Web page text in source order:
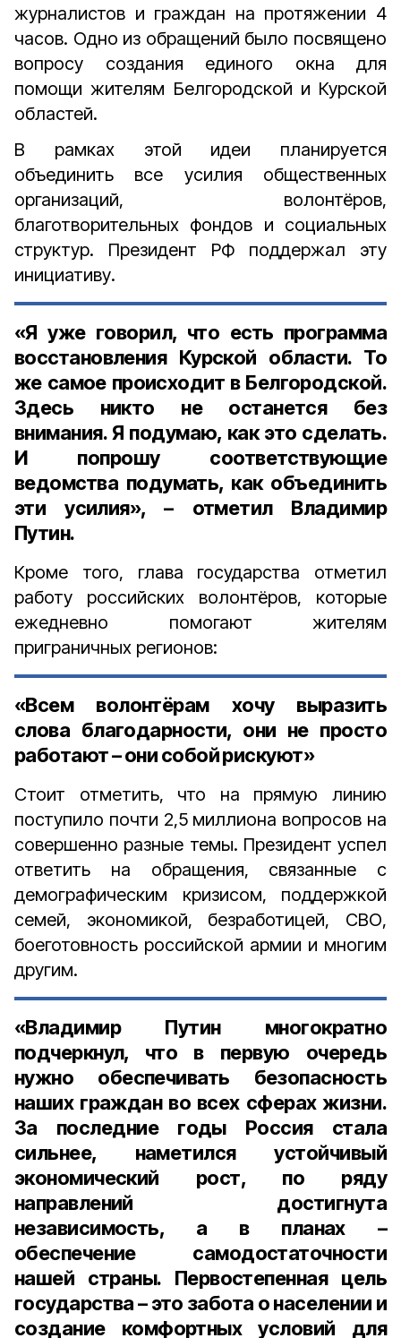
журналистов и граждан на протяжении 4
часов. Одно из обращений было посвящено
вопросу создания единого окна для
помощи жителям Белгородской и Курской
областей.
В рамках этой идеи планируется
объединить все усилия общественных
организаций, волонтёров,
благотворительных фондов и социальных
структур. Президент РФ поддержал эту
инициативу.
«Я уже говорил, что есть программа
восстановления Курской области. То
же самое происходит в Белгородской.
Здесь никто не останется без
внимания. Я подумаю, как это сделать.
И попрошу соответствующие
ведомства подумать, как объединить
эти усилия», – отметил Владимир
Путин.
Кроме того, глава государства отметил
работу российских волонтёров, которые
ежедневно помогают жителям
приграничных регионов:
«Всем волонтёрам хочу выразить
слова благодарности, они не просто
работают – они собой рискуют»
Стоит отметить, что на прямую линию
поступило почти 2,5 миллиона вопросов на
совершенно разные темы. Президент успел
ответить на обращения, связанные с
демографическим кризисом, поддержкой
семей, экономикой, безработицей, СВО,
боеготовность российской армии и многим
другим.
«Владимир Путин многократно
подчеркнул, что в первую очередь
нужно обеспечивать безопасность
наших граждан во всех сферах жизни.
За последние годы Россия стала
сильнее, наметился устойчивый
экономический рост, по ряду
направлений достигнута
независимость, а в планах –
обеспечение самодостаточности
нашей страны. Первостепенная цель
государства – это забота о населении и
создание комфортных условий для